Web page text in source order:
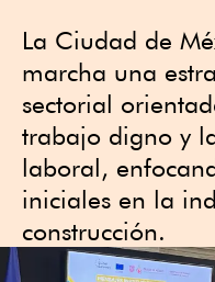
La Ciudad de
marcha una
sectorial
trabajo digno y
laboral,
iniciales en la
construcción.